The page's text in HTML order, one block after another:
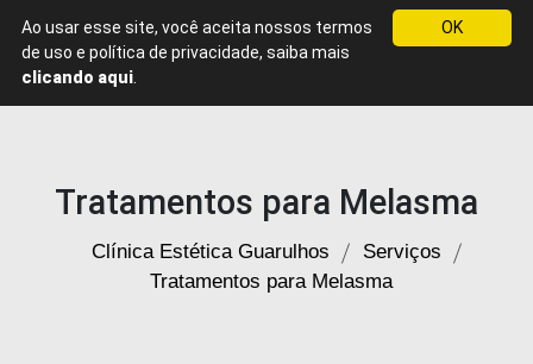
Clínica
de
Estética
Menu
Tratamentos para Melasma
Clínica Estética Guarulhos
Serviços
Tratamentos para Melasma
OK
Ao usar esse site, você aceita nossos termos
de uso e política de privacidade, saiba mais
clicando aqui